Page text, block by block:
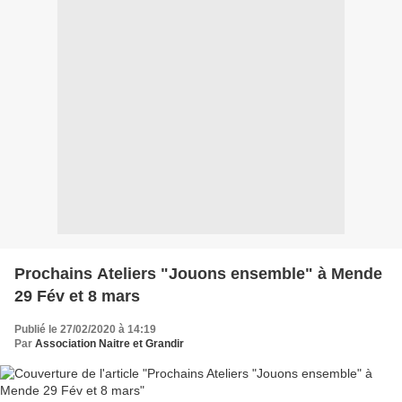
Prochains Ateliers "Jouons ensemble" à Mende
29 Fév et 8 mars
Publié le 27/02/2020 à 14:19
Par Association Naitre et Grandir